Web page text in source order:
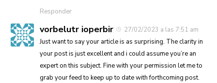
Responder
vorbelutr ioperbir
27/02/2023 a las 7:51 am
Just want to say your article is as surprising. The clarity in
your post is just excellent and i could assume you’re an
expert on this subject. Fine with your permission let me to
grab your feed to keep up to date with forthcoming post.